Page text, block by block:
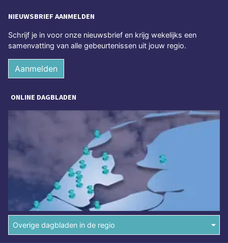
NIEUWSBRIEF AANMELDEN
Schrijf je in voor onze nieuwsbrief en krijg wekelijks een
samenvatting van alle gebeurtenissen uit jouw regio.
Aanmelden
ONLINE DAGBLADEN
Overige dagbladen in de regio